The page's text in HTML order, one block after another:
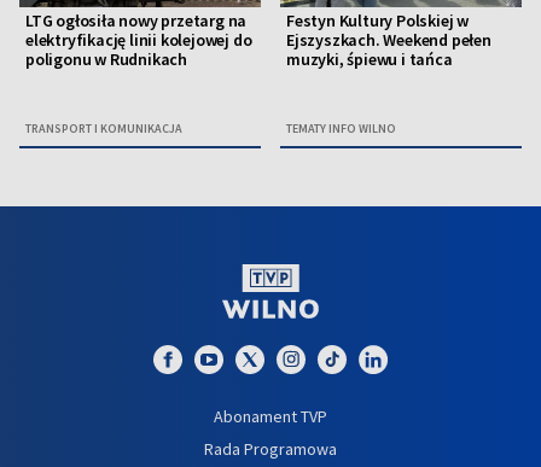
LTG ogłosiła nowy przetarg na
elektryfikację linii kolejowej do
poligonu w Rudnikach
TRANSPORT I KOMUNIKACJA
Festyn Kultury Polskiej w
Ejszyszkach. Weekend pełen
muzyki, śpiewu i tańca
TEMATY INFO WILNO
Abonament TVP
Rada Programowa